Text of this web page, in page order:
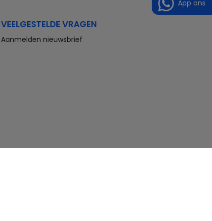
VEELGESTELDE VRAGEN
Aanmelden nieuwsbrief
App ons